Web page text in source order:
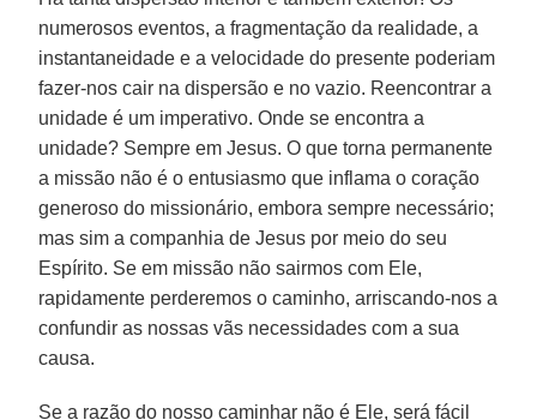
numerosos eventos, a fragmentação da realidade, a
instantaneidade e a velocidade do presente poderiam
fazer-nos cair na dispersão e no vazio. Reencontrar a
unidade é um imperativo. Onde se encontra a
unidade? Sempre em Jesus. O que torna permanente
a missão não é o entusiasmo que inflama o coração
generoso do missionário, embora sempre necessário;
mas sim a companhia de Jesus por meio do seu
Espírito. Se em missão não sairmos com Ele,
rapidamente perderemos o caminho, arriscando-nos a
confundir as nossas vãs necessidades com a sua
causa.
Se a razão do nosso caminhar não é Ele, será fácil